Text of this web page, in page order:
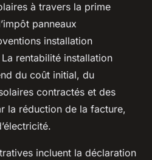
à travers la prime
panneaux
installation
rentabilité installation
du coût initial, du
contractés et des
la réduction de la facture,
incluent la déclaration